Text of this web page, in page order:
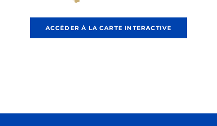
ACCÉDER À LA CARTE INTERACTIVE